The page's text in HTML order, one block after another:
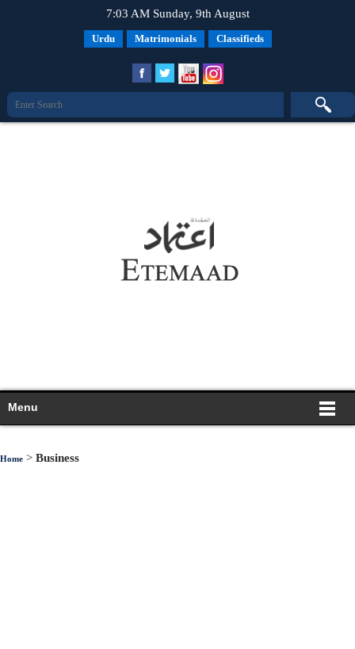
7:03 AM Sunday, 9th August
Urdu Matrimonials Classifieds
Menu
Home > Business